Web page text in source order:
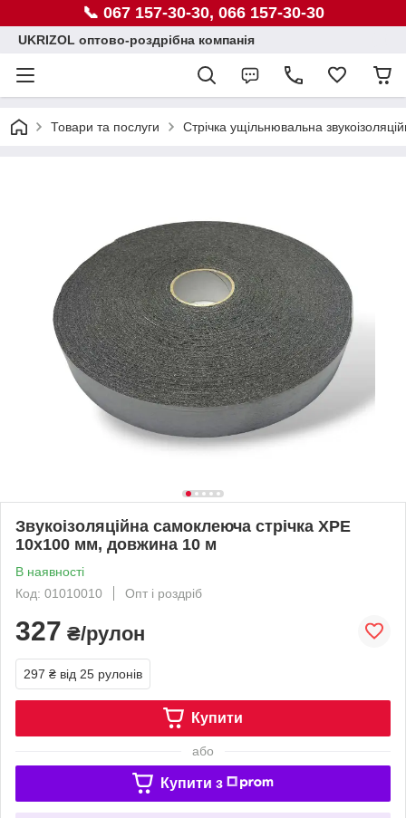
📞 067 157-30-30, 066 157-30-30
UKRIZOL оптово-роздрібна компанія
Товари та послуги Стрічка ущільнювальна
Звукоізоляційна самоклеюча стрічка XPE
10х100 мм, довжина 10 м
В наявності
Код: 01010010
Опт і роздріб
327 ₴/рулон
297 ₴ від 25 рулонів
Купити
або
Купити з